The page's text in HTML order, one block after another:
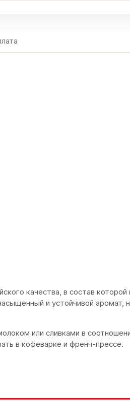
качества, в состав которой
и устойчивой аромат,
или сливками в
в кофеварке и френч-прессе.